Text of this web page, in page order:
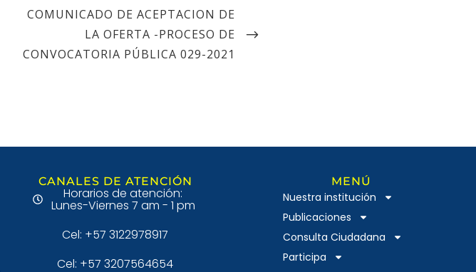
COMUNICADO DE ACEPTACION DE
LA OFERTA -PROCESO DE
CONVOCATORIA PÚBLICA 029-2021
CANALES DE ATENCIÓN
Horarios de atención:
Lunes-Viernes 7 am - 1 pm
Cel: +57 3122978917
Cel: +57 3207564654
MENÚ
Nuestra institución
Publicaciones
Consulta Ciudadana
Participa